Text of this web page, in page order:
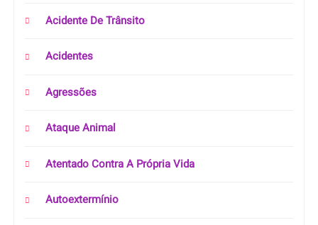
Acidente De Trânsito
Acidentes
Agressões
Ataque Animal
Atentado Contra A Própria Vida
Autoextermínio